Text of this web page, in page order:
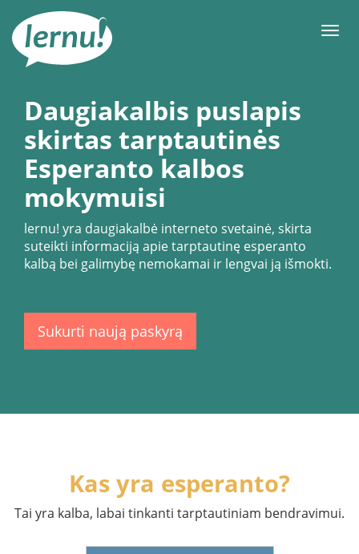
turinį
Daugiakalbis puslapis
skirtas tarptautinės
Esperanto kalbos
mokymuisi
lernu! yra daugiakalbė interneto svetainė, skirta
suteikti informaciją apie tarptautinę esperanto
kalbą bei galimybę nemokamai ir lengvai ją išmokti.
Sukurti naują paskyrą
Kas yra esperanto?
Tai yra kalba, labai tinkanti tarptautiniam bendravimui.